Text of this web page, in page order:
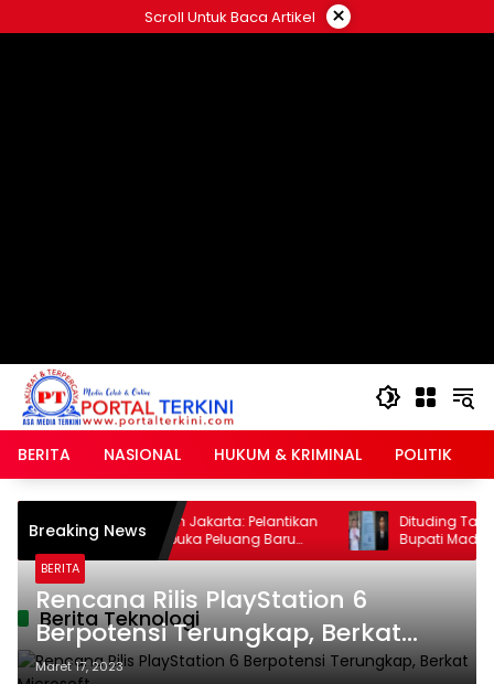
ke
Scroll Untuk Baca Artikel ×
BERITA NASIONAL HUKUM & KRIMINAL POLITIK
Breaking News
Tokoh Pemuda Aceh Jakarta: Pelantikan
Mawardi Nur Membuka Peluang Baru
bagi Kemajuan Migas Aceh
Dituding Takut
Bupati Madina
Berita Teknologi
BERITA
Rencana Rilis PlayStation 6
Berpotensi Terungkap, Berkat
Microsoft
Maret 17, 2023